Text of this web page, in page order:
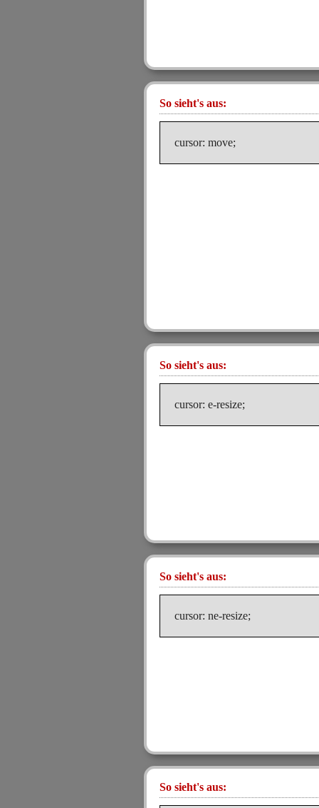
So sieht's aus:
cursor: move;
So sieht's aus:
cursor: e-resize;
So sieht's aus:
cursor: ne-resize;
So sieht's aus: